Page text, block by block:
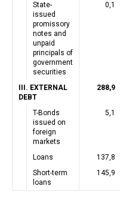
State-
issued
promissory
notes and
unpaid
principals of
government
securities
0,1
III. EXTERNAL
DEBT
288,9
T-Bonds
issued on
foreign
markets
5,1
Loans 137,8
Short-term
loans
145,9